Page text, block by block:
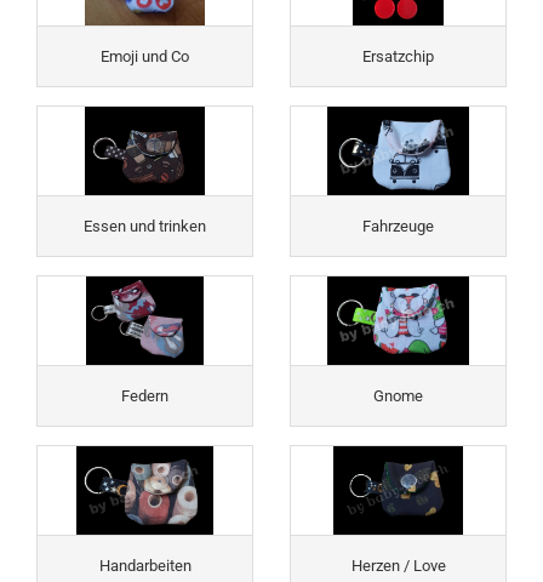
Emoji und Co Ersatzchip
Essen und trinken Fahrzeuge
Federn Gnome
Handarbeiten Herzen / Love